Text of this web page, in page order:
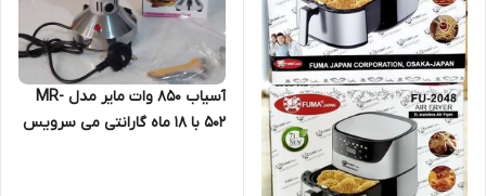
آسیاب 850 وات مایر مدل MR-
502 با 18 ماه گارانتی می سرویس